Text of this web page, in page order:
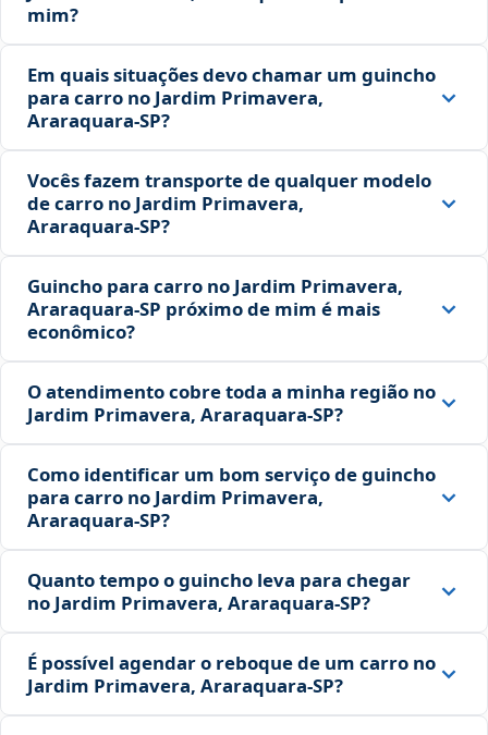
mim?
Em quais situações devo chamar um guincho
para carro no Jardim Primavera,
Araraquara‑SP?
Vocês fazem transporte de qualquer modelo
de carro no Jardim Primavera,
Araraquara‑SP?
Guincho para carro no Jardim Primavera,
Araraquara‑SP próximo de mim é mais
econômico?
O atendimento cobre toda a minha região no
Jardim Primavera, Araraquara‑SP?
Como identificar um bom serviço de guincho
para carro no Jardim Primavera,
Araraquara‑SP?
Quanto tempo o guincho leva para chegar
no Jardim Primavera, Araraquara‑SP?
É possível agendar o reboque de um carro no
Jardim Primavera, Araraquara‑SP?